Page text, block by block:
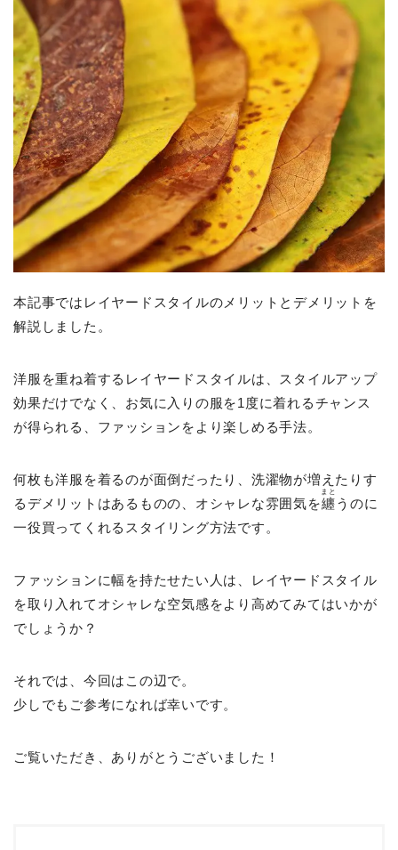
本記事ではレイヤードスタイルのメリットとデメリットを
解説しました。
洋服を重ね着するレイヤードスタイルは、スタイルアップ
効果だけでなく、お気に入りの服を1度に着れるチャンス
が得られる、ファッションをより楽しめる手法。
何枚も洋服を着るのが面倒だったり、洗濯物が増えたりす
るデメリットはあるものの、オシャレな雰囲気を纏
まと
うのに
一役買ってくれるスタイリング方法です。
ファッションに幅を持たせたい人は、レイヤードスタイル
を取り入れてオシャレな空気感をより高めてみてはいかが
でしょうか？
それでは、今回はこの辺で。
少しでもご参考になれば幸いです。
ご覧いただき、ありがとうございました！